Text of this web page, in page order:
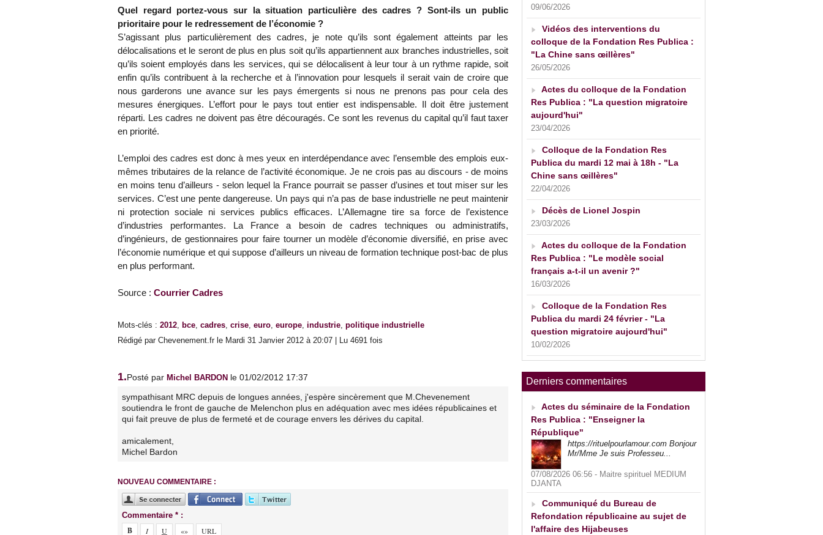
Quel regard portez-vous sur la situation particulière des cadres ? Sont-ils un public
prioritaire pour le redressement de l’économie ?
S’agissant plus particulièrement des cadres, je note qu’ils sont également atteints par les
délocalisations et le seront de plus en plus soit qu’ils appartiennent aux branches industrielles, soit
qu’ils soient employés dans les services, qui se délocalisent à leur tour à un rythme rapide, soit
enfin qu’ils contribuent à la recherche et à l’innovation pour lesquels il serait vain de croire que
nous garderons une avance sur les pays émergents si nous ne prenons pas pour cela des
mesures énergiques. L’effort pour le pays tout entier est indispensable. Il doit être justement
réparti. Les cadres ne doivent pas être découragés. Ce sont les revenus du capital qu’il faut taxer
en priorité.
L’emploi des cadres est donc à mes yeux en interdépendance avec l’ensemble des emplois eux-
mêmes tributaires de la relance de l’activité économique. Je ne crois pas au discours - de moins
en moins tenu d’ailleurs - selon lequel la France pourrait se passer d’usines et tout miser sur les
services. C’est une pente dangereuse. Un pays qui n’a pas de base industrielle ne peut maintenir
ni protection sociale ni services publics efficaces. L’Allemagne tire sa force de l’existence
d’industries performantes. La France a besoin de cadres techniques ou administratifs,
d’ingénieurs, de gestionnaires pour faire tourner un modèle d’économie diversifié, en prise avec
l’économie numérique et qui suppose d’ailleurs un niveau de formation technique post-bac de plus
en plus performant.
Source : Courrier Cadres
Mots-clés : 2012, bce, cadres, crise, euro, europe, industrie, politique industrielle
Rédigé par Chevenement.fr le Mardi 31 Janvier 2012 à 20:07 | Lu 4691 fois
1.Posté par Michel BARDON le 01/02/2012 17:37
sympathisant MRC depuis de longues années, j'espère sincèrement que M.Chevenement
soutiendra le front de gauche de Melenchon plus en adéquation avec mes idées républicaines et
qui fait preuve de plus de fermeté et de courage envers les dérives du capital.
amicalement,
Michel Bardon
NOUVEAU COMMENTAIRE :
Commentaire * :
09/06/2026
Vidéos des interventions du
colloque de la Fondation Res Publica :
"La Chine sans œillères"
26/05/2026
Actes du colloque de la Fondation
Res Publica : "La question migratoire
aujourd'hui"
23/04/2026
Colloque de la Fondation Res
Publica du mardi 12 mai à 18h - "La
Chine sans œillères"
22/04/2026
Décès de Lionel Jospin
23/03/2026
Actes du colloque de la Fondation
Res Publica : "Le modèle social
français a-t-il un avenir ?"
16/03/2026
Colloque de la Fondation Res
Publica du mardi 24 février - "La
question migratoire aujourd'hui"
10/02/2026
Derniers commentaires
Actes du séminaire de la Fondation
Res Publica : "Enseigner la
République"
https://rituelpourlamour.com Bonjour
Mr/Mme Je suis Professeu...
07/08/2026 06:56 - Maitre spirituel MEDIUM
DJANTA
Communiqué du Bureau de
Refondation républicaine au sujet de
l'affaire des Hijabeuses